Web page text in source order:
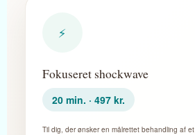
⚡
Fokuseret shockwave
20 min. · 497 kr.
Til dig, der ønsker en målrettet behandling af